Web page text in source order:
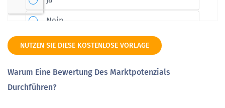
NUTZEN SIE DIESE KOSTENLOSE VORLAGE
Warum Eine Bewertung Des Marktpotenzials
Durchführen?